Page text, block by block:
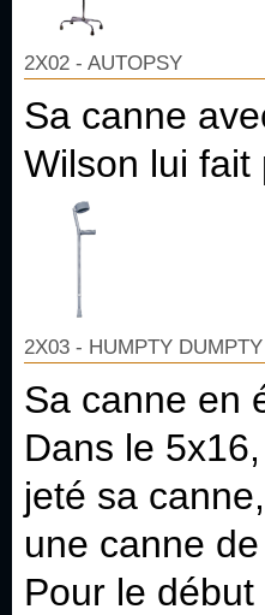
2X02 - AUTOPSY
Sa canne
Wilson lui fait
2X03 - HUMPTY DUMPTY
Sa canne en
Dans le
jeté sa
une canne
Pour le